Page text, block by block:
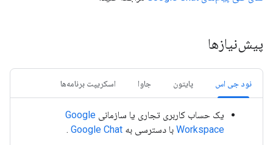
پیش‌نیازها
نود جی اس پایتون جاوا اسکریپت برنامه‌ها
یک حساب کاربری تجاری یا سازمانی Google
Workspace با دسترسی به Google Chat
.